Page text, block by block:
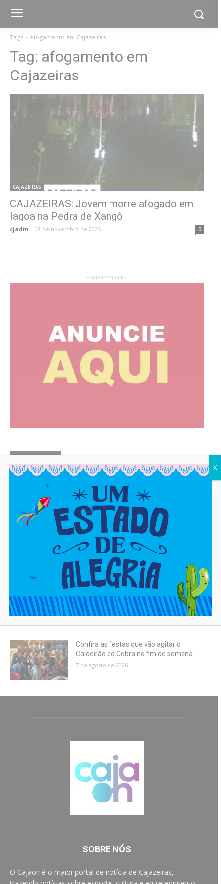
Tags Afogamento em Cajazeiras
Tag: afogamento em
Cajazeiras
CAJAZEIRAS
CAJAZEIRAS: Jovem morre afogado em
lagoa na Pedra de Xangô
cjadm 28 de novembro de 2025 0
- Advertisment -
A cada 100 crianças na Bahia, 8 não têm
o nome do pai na certidão
8 de agosto de 2026
Samba Trator prepara show histórico
para o Samba do Setor
8 de agosto de 2026
Marcha para Jesus 2026 reúne gospel
em Salvador hoje(8)
8 de agosto de 2026
Confira as festas que vão agitar o
Caldeirão do Cobra no fim de semana
7 de agosto de 2026
SOBRE NÓS
O Cajaon é o maior portal de notícia de Cajazeiras,
X